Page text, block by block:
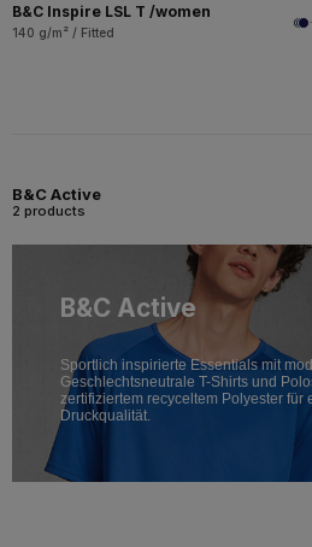
B&C Inspire LSL T /women
140 g/m² / Fitted
B&C Active
2 products
B&C Active
Sportlich inspirierte Essentials mit
Geschlechtsneutrale T-Shirts und
zertifiziertem recyceltem Polyester
Druckqualität.